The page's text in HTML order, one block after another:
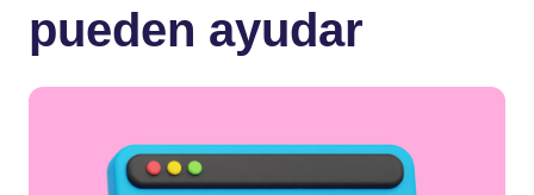
pueden ayudar